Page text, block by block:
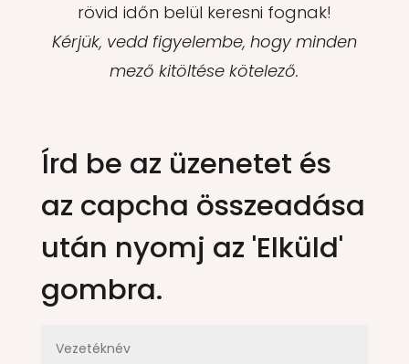
rövid időn belül keresni fognak!
Kérjük, vedd figyelembe, hogy minden
mező kitöltése kötelező.
Írd be az üzenetet és
az capcha összeadása
után nyomj az 'Elküld'
gombra.